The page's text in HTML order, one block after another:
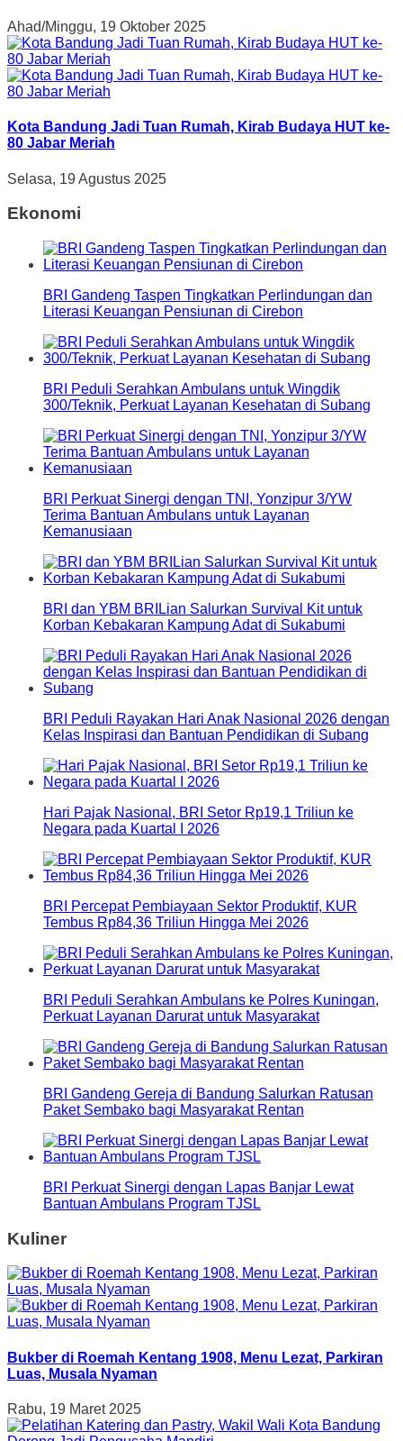
Ahad/Minggu, 19 Oktober 2025
Kota Bandung Jadi Tuan Rumah, Kirab Budaya HUT ke-
80 Jabar Meriah
Selasa, 19 Agustus 2025
Ekonomi
BRI Gandeng Taspen Tingkatkan Perlindungan dan
Literasi Keuangan Pensiunan di Cirebon
BRI Peduli Serahkan Ambulans untuk Wingdik
300/Teknik, Perkuat Layanan Kesehatan di Subang
BRI Perkuat Sinergi dengan TNI, Yonzipur 3/YW
Terima Bantuan Ambulans untuk Layanan
Kemanusiaan
BRI dan YBM BRILian Salurkan Survival Kit untuk
Korban Kebakaran Kampung Adat di Sukabumi
BRI Peduli Rayakan Hari Anak Nasional 2026 dengan
Kelas Inspirasi dan Bantuan Pendidikan di Subang
Hari Pajak Nasional, BRI Setor Rp19,1 Triliun ke
Negara pada Kuartal I 2026
BRI Percepat Pembiayaan Sektor Produktif, KUR
Tembus Rp84,36 Triliun Hingga Mei 2026
BRI Peduli Serahkan Ambulans ke Polres Kuningan,
Perkuat Layanan Darurat untuk Masyarakat
BRI Gandeng Gereja di Bandung Salurkan Ratusan
Paket Sembako bagi Masyarakat Rentan
BRI Perkuat Sinergi dengan Lapas Banjar Lewat
Bantuan Ambulans Program TJSL
Kuliner
Bukber di Roemah Kentang 1908, Menu Lezat, Parkiran
Luas, Musala Nyaman
Rabu, 19 Maret 2025